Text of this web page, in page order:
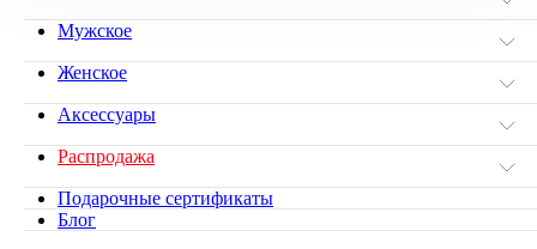
Мужское
Женское
Аксессуары
Распродажа
Подарочные сертификаты
Блог